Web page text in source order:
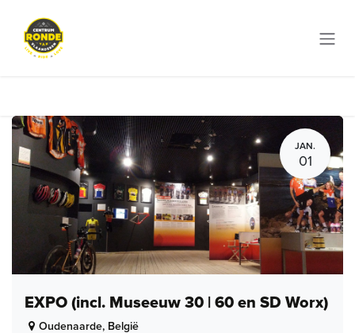
JAN.
01
EXPO (incl. Museeuw 30 | 60 en SD Worx)
Oudenaarde, België